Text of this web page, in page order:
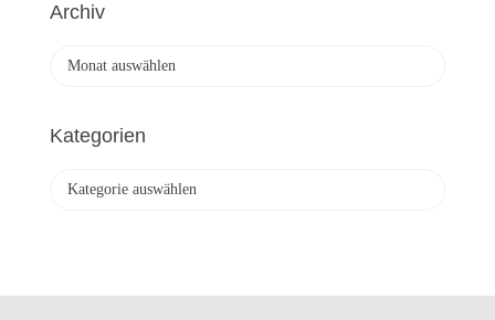
Archiv
h
Kategorien
o